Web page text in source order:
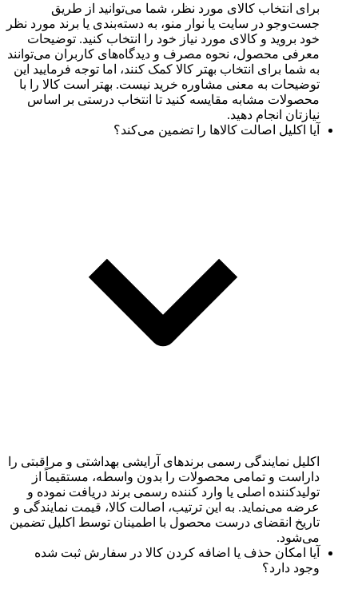
برای انتخاب کالای مورد نظر، شما می‌توانید از طریق
جست‌وجو در سایت یا نوار منو، به دسته‌بندی یا برند مورد نظر
خود بروید و کالای مورد نیاز خود را انتخاب کنید. توضیحات
معرفی محصول، نحوه مصرف و دیدگاه‌های کاربران می‌توانند
به شما برای انتخاب بهتر کالا کمک کنند، اما توجه فرمایید این
توضیحات به معنی مشاوره خرید نیست. بهتر است کالا را با
محصولات مشابه مقایسه کنید تا انتخاب درستی بر اساس
نیازتان انجام دهید.
آیا اکلیل اصالت کالاها را تضمین می‌کند؟
اکلیل نمایندگی رسمی برندهای آرایشی بهداشتی و مراقبتی را
داراست و تمامی محصولات را بدون واسطه، مستقیماً از
تولیدکننده اصلی یا وارد کننده رسمی برند دریافت نموده و
عرضه می‌نماید. به این ترتیب، اصالت کالا، قیمت نمایندگی و
تاریخ انقضای درست محصول با اطمینان توسط اکلیل تضمین
می‌شود.
آیا امکان حذف یا اضافه کردن کالا در سفارش ثبت شده
وجود دارد؟